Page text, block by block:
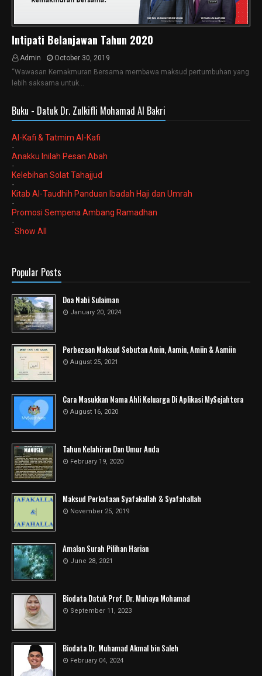
Intipati Belanjawan Tahun 2020
Admin
October 30, 2019
“Wawasan Kemakmuran Bersama membawa maksud pertumbuhan yang
lebih saksama untuk…
Buku - Datuk Dr. Zulkifli Mohamad Al Bakri
Al-Kafi & Tatmim Al-Kafi
-
Anakku Inilah Pesan Abah
-
Kelebihan Solat Tahajjud
-
Kitab Al-Taudhih Panduan Ibadah Haji dan Umrah
-
Promosi Sempena Ambang Ramadhan
-
Show All
Popular Posts
Doa Nabi Sulaiman
January 20, 2024
Perbezaan Maksud Sebutan Amin, Aamin, Amiin & Aamiin
August 25, 2021
Cara Masukkan Nama Ahli Keluarga Di Aplikasi MySejahtera
August 16, 2020
Tahun Kelahiran Dan Umur Anda
February 19, 2020
Maksud Perkataan Syafakallah & Syafahallah
November 25, 2019
Amalan Surah Pilihan Harian
June 28, 2021
Biodata Datuk Prof. Dr. Muhaya Mohamad
September 11, 2023
Biodata Dr. Muhamad Akmal bin Saleh
February 04, 2024